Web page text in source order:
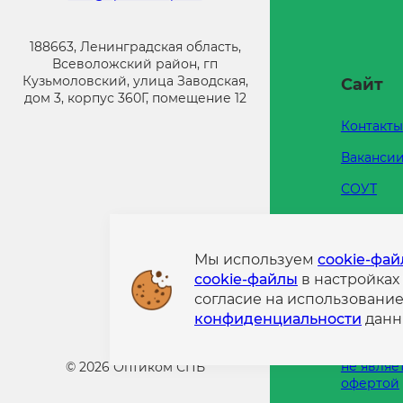
188663, Ленинградская область,
Всеволожский район, гп
Кузьмоловский, улица Заводская,
дом 3, корпус 360Г, помещение 12
© 2026 Оптиком СПБ
Сайт
Контакты
Вакансии
СОУТ
не
офертой
Мы используем cookie-
cookie-файлы в
согласие на
конфиденциальности